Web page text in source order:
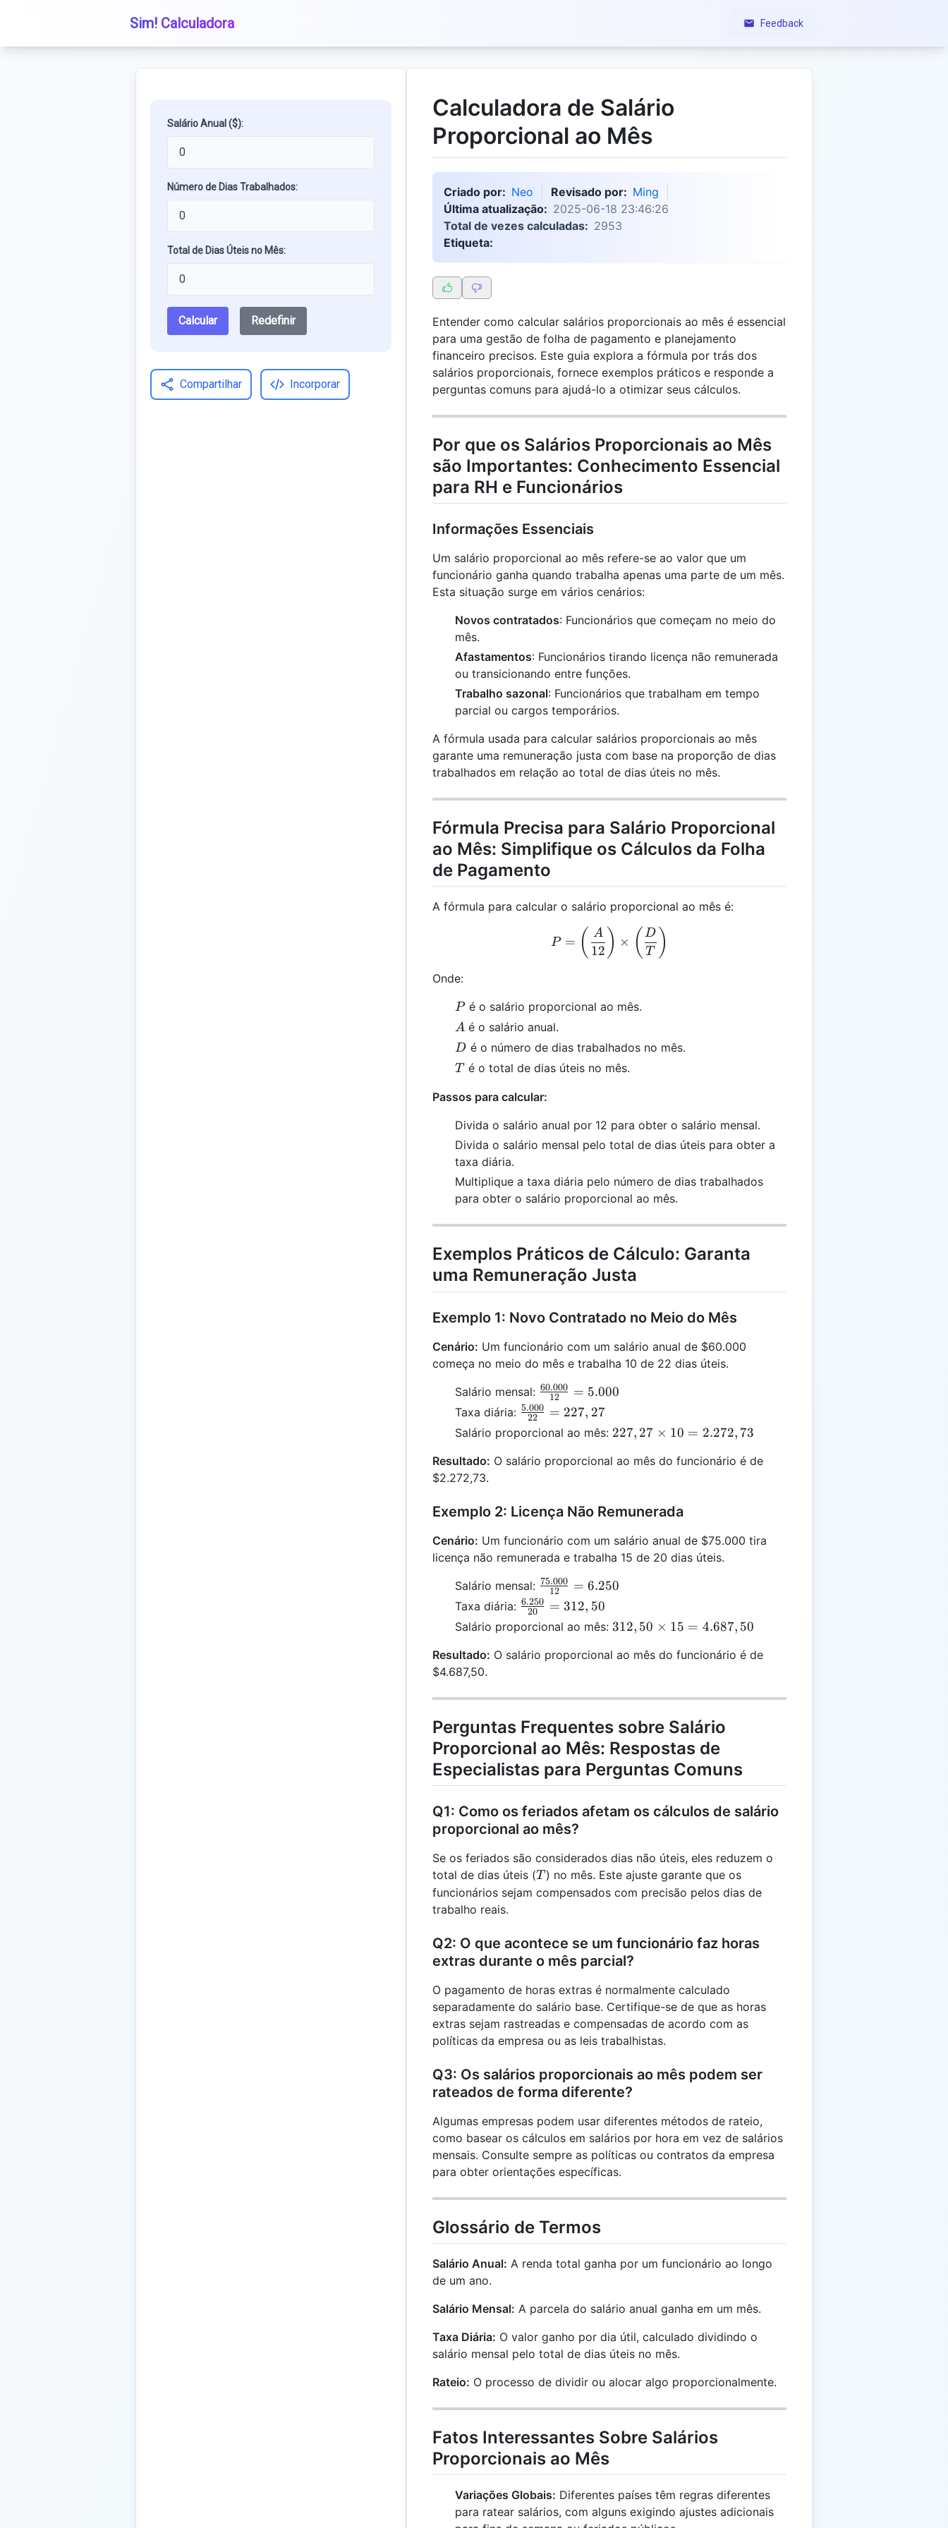
Sim! Calculadora Feedback
Salário Anual ($):
Número de Dias Trabalhados:
Total de Dias Úteis no Mês:
Calcular Redefinir
Compartilhar Incorporar
Calculadora de Salário
Proporcional ao Mês
Criado por: Neo Revisado por: Ming
Última atualização: 2025-06-18 23:46:26
Total de vezes calculadas: 2953
Etiqueta:
Entender como calcular salários proporcionais ao mês é essencial
para uma gestão de folha de pagamento e planejamento
financeiro precisos. Este guia explora a fórmula por trás dos
salários proporcionais, fornece exemplos práticos e responde a
perguntas comuns para ajudá-lo a otimizar seus cálculos.
Por que os Salários Proporcionais ao Mês
são Importantes: Conhecimento Essencial
para RH e Funcionários
Informações Essenciais
Um salário proporcional ao mês refere-se ao valor que um
funcionário ganha quando trabalha apenas uma parte de um mês.
Esta situação surge em vários cenários:
Novos contratados: Funcionários que começam no meio do
mês.
Afastamentos: Funcionários tirando licença não remunerada
ou transicionando entre funções.
Trabalho sazonal: Funcionários que trabalham em tempo
parcial ou cargos temporários.
A fórmula usada para calcular salários proporcionais ao mês
garante uma remuneração justa com base na proporção de dias
trabalhados em relação ao total de dias úteis no mês.
Fórmula Precisa para Salário Proporcional
ao Mês: Simplifique os Cálculos da Folha
de Pagamento
A fórmula para calcular o salário proporcional ao mês é:
P = \left(\frac{A}{12}\right) \times
P = ( 12
A ) × ( T
D )
Onde:
P
Pé o salário proporcional ao mês.
A
A é o salário anual.
D
D é o número de dias trabalhados no mês.
T
T é o total de dias úteis no mês.
Passos para calcular:
Divida o salário anual por 12 para obter o salário mensal.
Divida o salário mensal pelo total de dias úteis para obter a
taxa diária.
Multiplique a taxa diária pelo número de dias trabalhados
para obter o salário proporcional ao mês.
Exemplos Práticos de Cálculo: Garanta
uma Remuneração Justa
Exemplo 1: Novo Contratado no Meio do Mês
Cenário: Um funcionário com um salário anual de $60.000
começa no meio do mês e trabalha 10 de 22 dias úteis.
Salário mensal: \frac{60.000}
{12} = 5.000
12
60.000 = 5.000
Taxa diária: \frac{5.000}
{22} =
22
5.000 = 227, 27
Salário proporcional ao mês: 227,27
10 =
227, 27 × 10 = 2.272, 73
Resultado: O salário proporcional ao mês do funcionário é de
$2.272,73.
Exemplo 2: Licença Não Remunerada
Cenário: Um funcionário com um salário anual de $75.000 tira
licença não remunerada e trabalha 15 de 20 dias úteis.
Salário mensal: \frac{75.000}
{12} = 6.250
12
75.000 = 6.250
Taxa diária: \frac{6.250}
{20} =
20
6.250 = 312, 50
Salário proporcional ao mês: 312,50
15 =
312, 50 × 15 = 4.687, 50
Resultado: O salário proporcional ao mês do funcionário é de
$4.687,50.
Perguntas Frequentes sobre Salário
Proporcional ao Mês: Respostas de
Especialistas para Perguntas Comuns
Q1: Como os feriados afetam os cálculos de salário
proporcional ao mês?
Se os feriados são considerados dias não úteis, eles reduzem o
total de dias úteis (T
T ) no mês. Este ajuste garante que os
funcionários sejam compensados ​​com precisão pelos dias de
trabalho reais.
Q2: O que acontece se um funcionário faz horas
extras durante o mês parcial?
O pagamento de horas extras é normalmente calculado
separadamente do salário base. Certifique-se de que as horas
extras sejam rastreadas e compensadas de acordo com as
políticas da empresa ou as leis trabalhistas.
Q3: Os salários proporcionais ao mês podem ser
rateados de forma diferente?
Algumas empresas podem usar diferentes métodos de rateio,
como basear os cálculos em salários por hora em vez de salários
mensais. Consulte sempre as políticas ou contratos da empresa
para obter orientações específicas.
Glossário de Termos
Salário Anual: A renda total ganha por um funcionário ao longo
de um ano.
Salário Mensal: A parcela do salário anual ganha em um mês.
Taxa Diária: O valor ganho por dia útil, calculado dividindo o
salário mensal pelo total de dias úteis no mês.
Rateio: O processo de dividir ou alocar algo proporcionalmente.
Fatos Interessantes Sobre Salários
Proporcionais ao Mês
Variações Globais: Diferentes países têm regras diferentes
para ratear salários, com alguns exigindo ajustes adicionais